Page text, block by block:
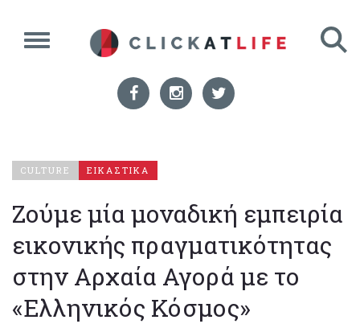
CULTURE ΕΙΚΑΣΤΙΚΑ
Ζούμε μία μοναδική εμπειρία
εικονικής πραγματικότητας
στην Αρχαία Αγορά με το
«Ελληνικός Κόσμος»